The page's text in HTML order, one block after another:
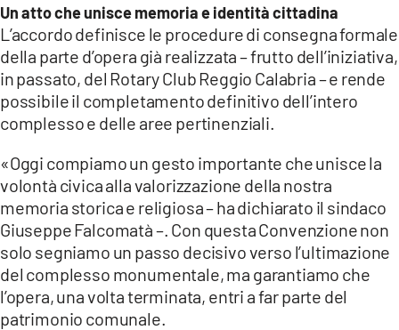
App
ANDROID
APPLE
Un atto che unisce memoria e identità cittadina
L’accordo definisce le procedure di consegna formale
della parte d’opera già realizzata – frutto dell’iniziativa,
in passato, del Rotary Club Reggio Calabria – e rende
possibile il completamento definitivo dell’intero
complesso e delle aree pertinenziali.
«Oggi compiamo un gesto importante che unisce la
volontà civica alla valorizzazione della nostra
memoria storica e religiosa – ha dichiarato il sindaco
Giuseppe Falcomatà –. Con questa Convenzione non
solo segniamo un passo decisivo verso l’ultimazione
del complesso monumentale, ma garantiamo che
l’opera, una volta terminata, entri a far parte del
patrimonio comunale.